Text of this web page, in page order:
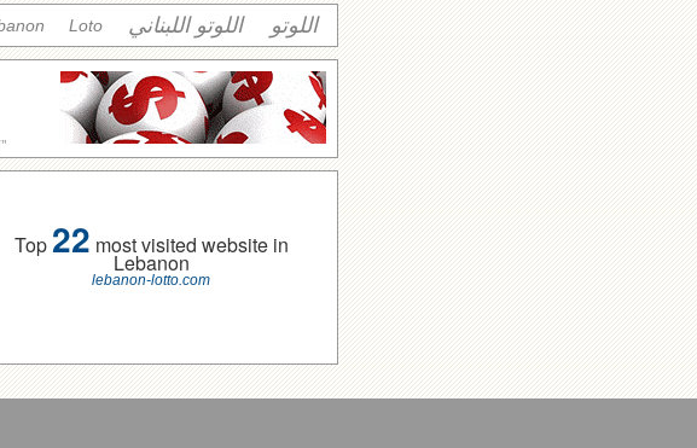
Loto اللوتو اللبناني اللوتو
Top22 most visited website in
Lebanon
lebanon-lotto.com